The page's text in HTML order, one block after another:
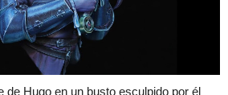
de Hugo en un busto esculpido por él